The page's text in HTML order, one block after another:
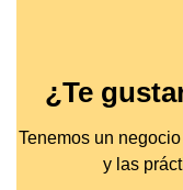
¿Te
Tenemos un
y las